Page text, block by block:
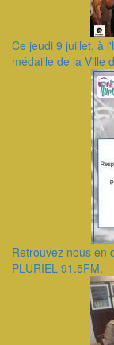
Ce jeudi 9 juillet, à
médaille de la Ville
Retrouvez nous en
PLURIEL 91.5FM,